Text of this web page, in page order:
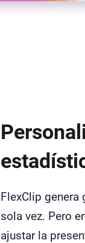
FlexClip
sola vez. Pero
ajustar la